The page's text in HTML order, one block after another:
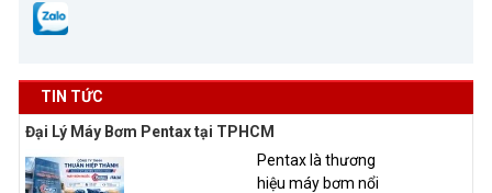
TIN TỨC
Đại Lý Máy Bơm Pentax tại TPHCM
Pentax là thương
hiệu máy bơm nổi